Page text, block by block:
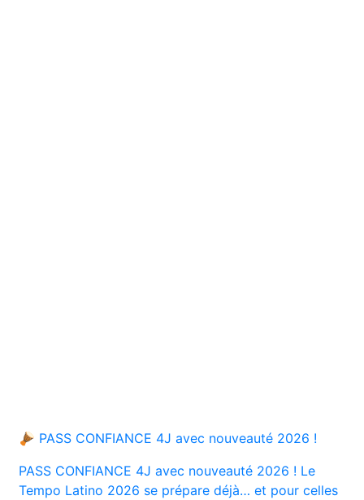
🪘 PASS CONFIANCE 4J avec nouveauté 2026 !
PASS CONFIANCE 4J avec nouveauté 2026 ! Le
Tempo Latino 2026 se prépare déjà… et pour celles